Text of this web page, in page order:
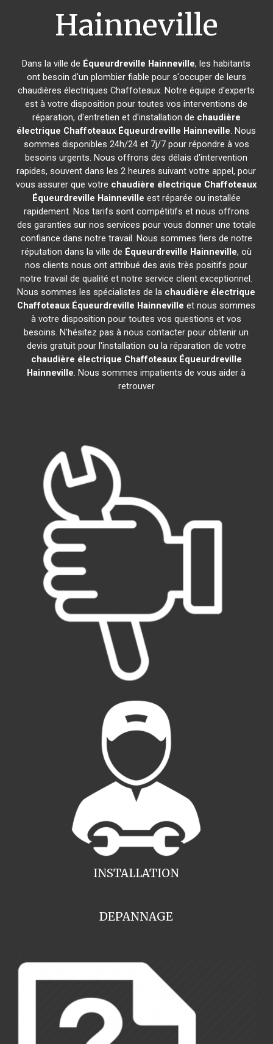
Hainneville
Dans la ville de Équeurdreville Hainneville, les habitants
ont besoin d'un plombier fiable pour s'occuper de leurs
chaudières électriques Chaffoteaux. Notre équipe d'experts
est à votre disposition pour toutes vos interventions de
réparation, d'entretien et d'installation de chaudière
électrique Chaffoteaux Équeurdreville Hainneville. Nous
sommes disponibles 24h/24 et 7j/7 pour répondre à vos
besoins urgents. Nous offrons des délais d'intervention
rapides, souvent dans les 2 heures suivant votre appel, pour
vous assurer que votre chaudière électrique Chaffoteaux
Équeurdreville Hainneville est réparée ou installée
rapidement. Nos tarifs sont compétitifs et nous offrons
des garanties sur nos services pour vous donner une totale
confiance dans notre travail. Nous sommes fiers de notre
réputation dans la ville de Équeurdreville Hainneville, où
nos clients nous ont attribué des avis très positifs pour
notre travail de qualité et notre service client exceptionnel.
Nous sommes les spécialistes de la chaudière électrique
Chaffoteaux Équeurdreville Hainneville et nous sommes
à votre disposition pour toutes vos questions et vos
besoins. N'hésitez pas à nous contacter pour obtenir un
devis gratuit pour l'installation ou la réparation de votre
chaudière électrique Chaffoteaux Équeurdreville
Hainneville. Nous sommes impatients de vous aider à
retrouver
INSTALLATION
DEPANNAGE